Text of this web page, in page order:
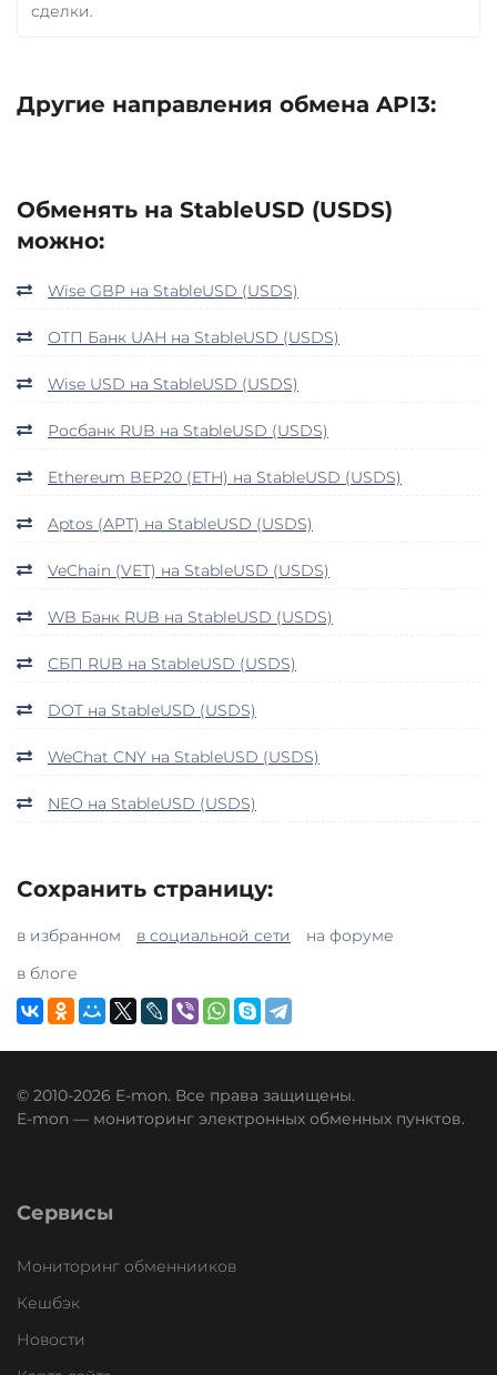
сделки.
Другие направления обмена API3:
Обменять на StableUSD (USDS)
можно:
Wise GBP на StableUSD (USDS)
ОТП Банк UAH на StableUSD (USDS)
Wise USD на StableUSD (USDS)
Росбанк RUB на StableUSD (USDS)
Ethereum BEP20 (ETH) на StableUSD (USDS)
Aptos (APT) на StableUSD (USDS)
VeChain (VET) на StableUSD (USDS)
WB Банк RUB на StableUSD (USDS)
СБП RUB на StableUSD (USDS)
DOT на StableUSD (USDS)
WeChat CNY на StableUSD (USDS)
NEO на StableUSD (USDS)
Сохранить страницу:
в избранном в социальной сети
на форуме
в блоге
© 2010-2026 E-mon. Все права защищены.
E-mon — мониторинг электронных обменных пунктов.
Сервисы
Мониторинг обменнииков
Кешбэк
Новости